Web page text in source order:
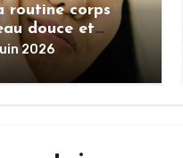
routine corps
douce et
2026